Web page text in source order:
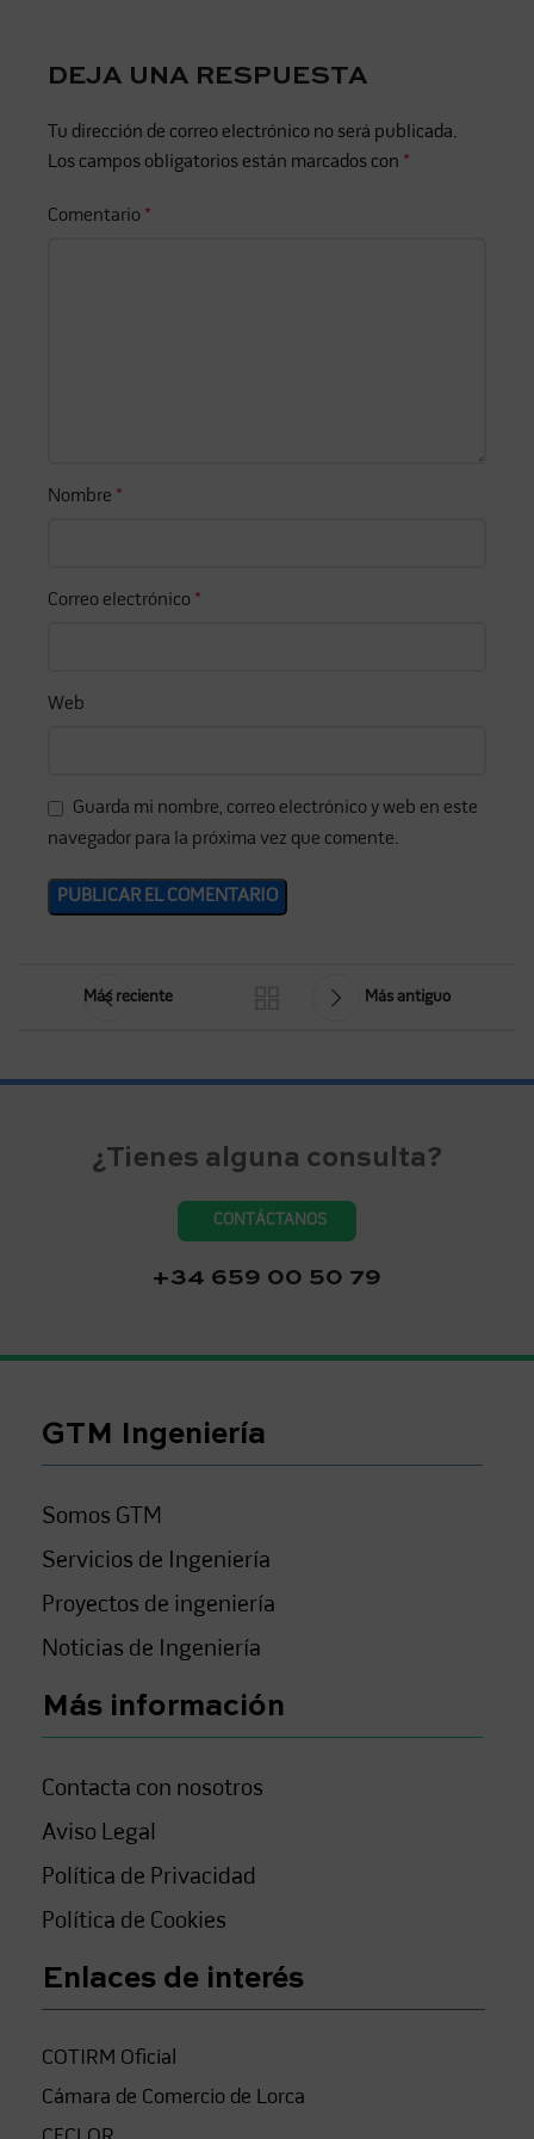
DEJA UNA RESPUESTA
Tu dirección de correo electrónico no será publicada.
Los campos obligatorios están marcados con *
Comentario *
Nombre *
Correo electrónico *
Web
Guarda mi nombre, correo electrónico y web en este
navegador para la próxima vez que comente.
Más reciente Más antiguo
¿Tienes alguna consulta?
CONTÁCTANOS
+34 659 00 50 79
GTM Ingeniería
Somos GTM
Servicios de Ingeniería
Proyectos de ingeniería
Noticias de Ingeniería
Más información
Contacta con nosotros
Aviso Legal
Política de Privacidad
Política de Cookies
Enlaces de interés
COTIRM Oficial
Cámara de Comercio de Lorca